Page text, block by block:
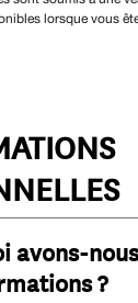
lorsque vous
avons-
?